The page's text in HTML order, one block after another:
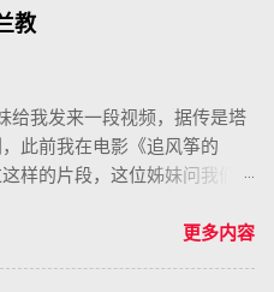
伊斯兰教徒发出呼吁，声援
教
给我发来一段视频，据传是塔
此前我在电影《追风筝的
样的片段，这位姊妹问我们
这种愚昧而野蛮的暴行。更多内容